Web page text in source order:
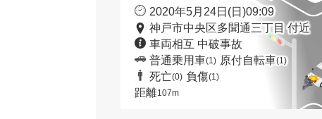
2020年5月24日(日)09:09
神戸市中央区多聞通三丁目 付近
車両相互 中破事故
普通乗用車(1) 原付自転車(1)
死亡(0) 負傷(1)
距離107m